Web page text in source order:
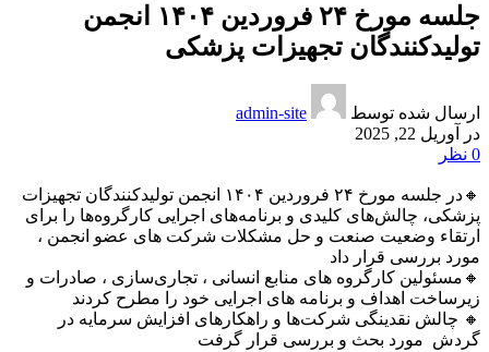
جلسه مورخ ۲۴ فروردین ۱۴۰۴ انجمن
تولیدکنندگان تجهیزات پزشکی
ارسال شده توسط
admin-site
در آوریل 22, 2025
0 نظر
🔸در جلسه مورخ ۲۴ فروردین ۱۴۰۴ انجمن تولیدکنندگان تجهیزات
پزشکی، چالش‌های کلیدی و برنامه‌های اجرایی کارگروه‌ها را برای
ارتقاء وضعیت صنعت و حل مشکلات شرکت های عضو انجمن ،
مورد بررسی قرار داد
🔸مسئولین کارگروه های منابع انسانی ، تجاری‌سازی ، صادرات و
زیرساخت اهداف و برنامه های اجرایی ‌خود را مطرح کردند
🔸 چالش نقدینگی شرکت‌ها و راهکارهای افزایش سرمایه در
گردش مورد بحث و بررسی قرار گرفت